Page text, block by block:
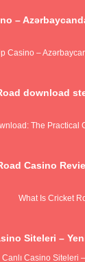
–
Casino –
download
The Practical
Casino
What Is Cricket
Siteleri –
Canlı Casino Siteleri